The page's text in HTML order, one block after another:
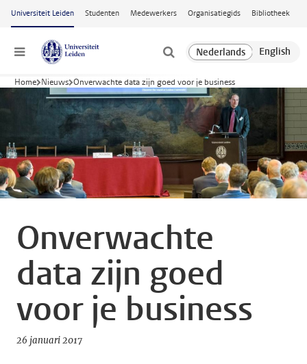
Ga naar hoofdinhoud
Universiteit Leiden Studenten Medewerkers Organisatiegids Bibliotheek
Menu
Home Nieuws Onverwachte data zijn goed voor je business
Onverwachte
data zijn goed
voor je business
26 januari 2017